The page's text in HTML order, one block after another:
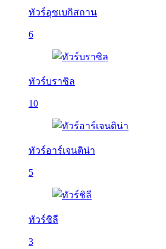
ทัวร์อุซเบกิสถาน
6
ทัวร์บราซิล
10
ทัวร์อาร์เจนติน่า
5
ทัวร์ชิลี
3